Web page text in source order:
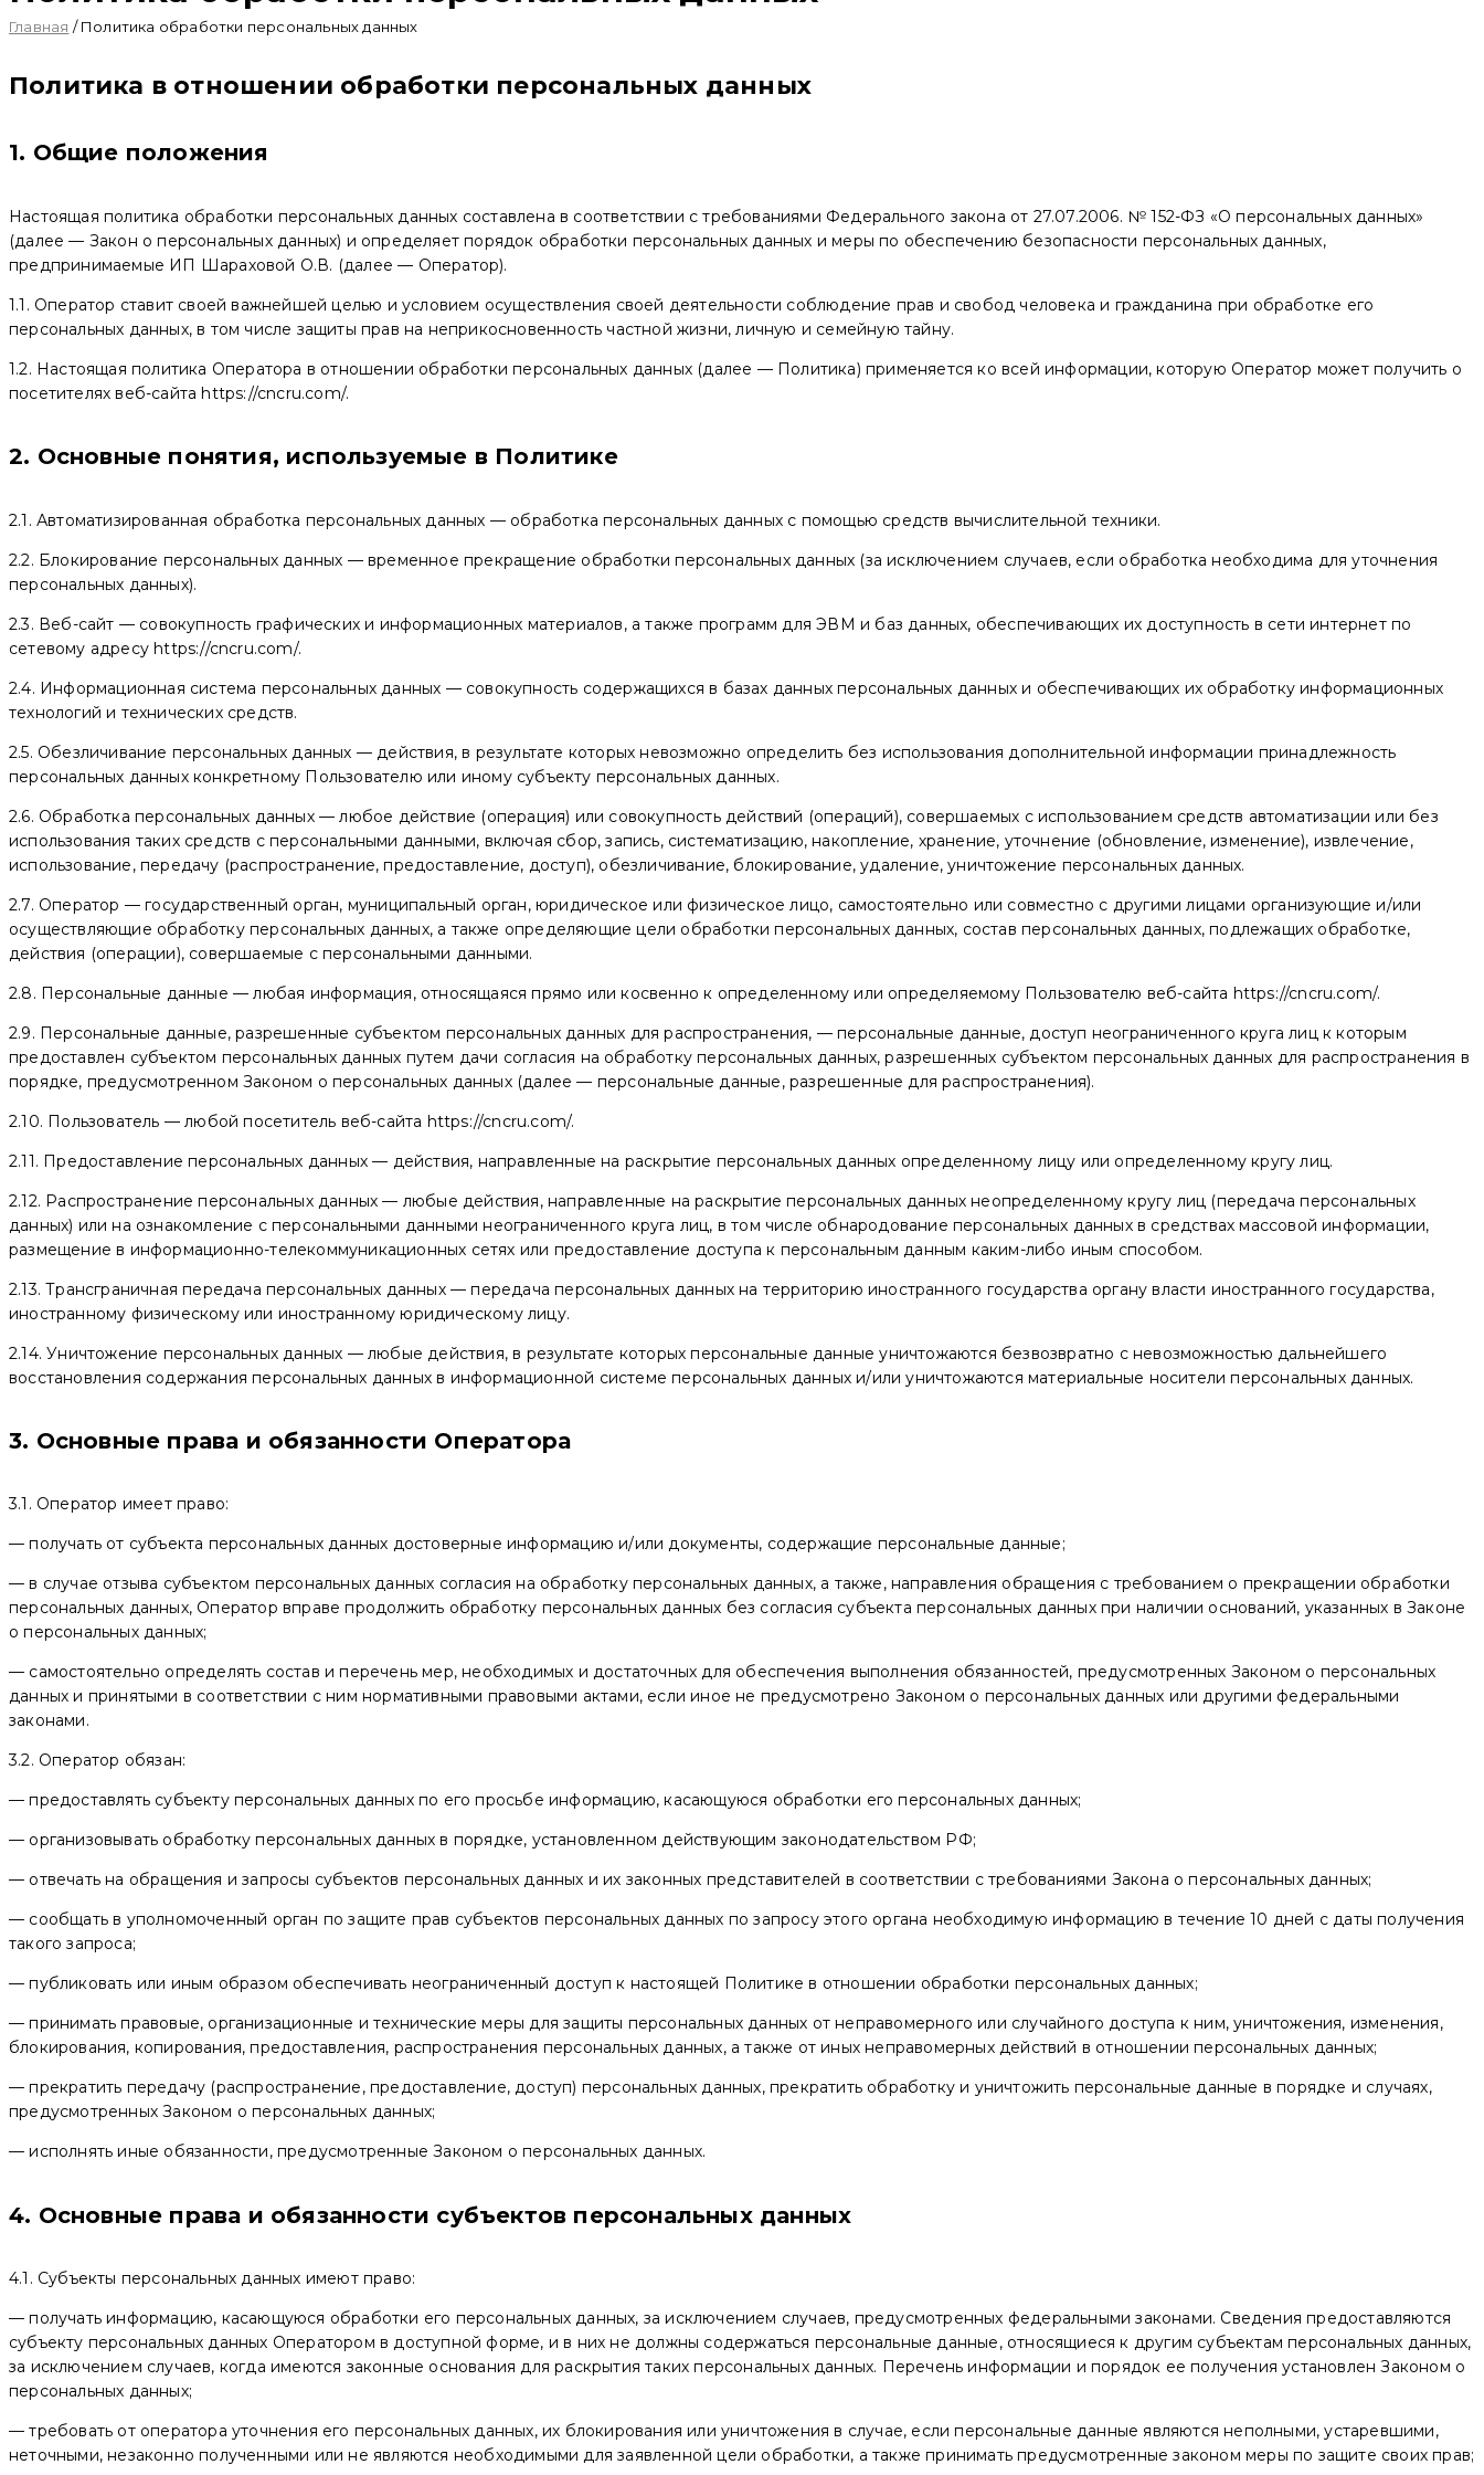
Главная / Политика обработки персональных данных
Политика в отношении обработки персональных данных
1. Общие положения
Настоящая политика обработки персональных данных составлена в соответствии с требованиями Федерального закона от 27.07.2006. № 152-ФЗ «О персональных данных»
(далее — Закон о персональных данных) и определяет порядок обработки персональных данных и меры по обеспечению безопасности персональных данных,
предпринимаемые ИП Шараховой О.В. (далее — Оператор).
1.1. Оператор ставит своей важнейшей целью и условием осуществления своей деятельности соблюдение прав и свобод человека и гражданина при обработке его
персональных данных, в том числе защиты прав на неприкосновенность частной жизни, личную и семейную тайну.
1.2. Настоящая политика Оператора в отношении обработки персональных данных (далее — Политика) применяется ко всей информации, которую Оператор может получить о
посетителях веб-сайта https://cncru.com/.
2. Основные понятия, используемые в Политике
2.1. Автоматизированная обработка персональных данных — обработка персональных данных с помощью средств вычислительной техники.
2.2. Блокирование персональных данных — временное прекращение обработки персональных данных (за исключением случаев, если обработка необходима для уточнения
персональных данных).
2.3. Веб-сайт — совокупность графических и информационных материалов, а также программ для ЭВМ и баз данных, обеспечивающих их доступность в сети интернет по
сетевому адресу https://cncru.com/.
2.4. Информационная система персональных данных — совокупность содержащихся в базах данных персональных данных и обеспечивающих их обработку информационных
технологий и технических средств.
2.5. Обезличивание персональных данных — действия, в результате которых невозможно определить без использования дополнительной информации принадлежность
персональных данных конкретному Пользователю или иному субъекту персональных данных.
2.6. Обработка персональных данных — любое действие (операция) или совокупность действий (операций), совершаемых с использованием средств автоматизации или без
использования таких средств с персональными данными, включая сбор, запись, систематизацию, накопление, хранение, уточнение (обновление, изменение), извлечение,
использование, передачу (распространение, предоставление, доступ), обезличивание, блокирование, удаление, уничтожение персональных данных.
2.7. Оператор — государственный орган, муниципальный орган, юридическое или физическое лицо, самостоятельно или совместно с другими лицами организующие и/или
осуществляющие обработку персональных данных, а также определяющие цели обработки персональных данных, состав персональных данных, подлежащих обработке,
действия (операции), совершаемые с персональными данными.
2.8. Персональные данные — любая информация, относящаяся прямо или косвенно к определенному или определяемому Пользователю веб-сайта https://cncru.com/.
2.9. Персональные данные, разрешенные субъектом персональных данных для распространения, — персональные данные, доступ неограниченного круга лиц к которым
предоставлен субъектом персональных данных путем дачи согласия на обработку персональных данных, разрешенных субъектом персональных данных для распространения в
порядке, предусмотренном Законом о персональных данных (далее — персональные данные, разрешенные для распространения).
2.10. Пользователь — любой посетитель веб-сайта https://cncru.com/.
2.11. Предоставление персональных данных — действия, направленные на раскрытие персональных данных определенному лицу или определенному кругу лиц.
2.12. Распространение персональных данных — любые действия, направленные на раскрытие персональных данных неопределенному кругу лиц (передача персональных
данных) или на ознакомление с персональными данными неограниченного круга лиц, в том числе обнародование персональных данных в средствах массовой информации,
размещение в информационно-телекоммуникационных сетях или предоставление доступа к персональным данным каким-либо иным способом.
2.13. Трансграничная передача персональных данных — передача персональных данных на территорию иностранного государства органу власти иностранного государства,
иностранному физическому или иностранному юридическому лицу.
2.14. Уничтожение персональных данных — любые действия, в результате которых персональные данные уничтожаются безвозвратно с невозможностью дальнейшего
восстановления содержания персональных данных в информационной системе персональных данных и/или уничтожаются материальные носители персональных данных.
3. Основные права и обязанности Оператора
3.1. Оператор имеет право:
— получать от субъекта персональных данных достоверные информацию и/или документы, содержащие персональные данные;
— в случае отзыва субъектом персональных данных согласия на обработку персональных данных, а также, направления обращения с требованием о прекращении обработки
персональных данных, Оператор вправе продолжить обработку персональных данных без согласия субъекта персональных данных при наличии оснований, указанных в Законе
о персональных данных;
— самостоятельно определять состав и перечень мер, необходимых и достаточных для обеспечения выполнения обязанностей, предусмотренных Законом о персональных
данных и принятыми в соответствии с ним нормативными правовыми актами, если иное не предусмотрено Законом о персональных данных или другими федеральными
законами.
3.2. Оператор обязан:
— предоставлять субъекту персональных данных по его просьбе информацию, касающуюся обработки его персональных данных;
— организовывать обработку персональных данных в порядке, установленном действующим законодательством РФ;
— отвечать на обращения и запросы субъектов персональных данных и их законных представителей в соответствии с требованиями Закона о персональных данных;
— сообщать в уполномоченный орган по защите прав субъектов персональных данных по запросу этого органа необходимую информацию в течение 10 дней с даты получения
такого запроса;
— публиковать или иным образом обеспечивать неограниченный доступ к настоящей Политике в отношении обработки персональных данных;
— принимать правовые, организационные и технические меры для защиты персональных данных от неправомерного или случайного доступа к ним, уничтожения, изменения,
блокирования, копирования, предоставления, распространения персональных данных, а также от иных неправомерных действий в отношении персональных данных;
— прекратить передачу (распространение, предоставление, доступ) персональных данных, прекратить обработку и уничтожить персональные данные в порядке и случаях,
предусмотренных Законом о персональных данных;
— исполнять иные обязанности, предусмотренные Законом о персональных данных.
4. Основные права и обязанности субъектов персональных данных
4.1. Субъекты персональных данных имеют право:
— получать информацию, касающуюся обработки его персональных данных, за исключением случаев, предусмотренных федеральными законами. Сведения предоставляются
субъекту персональных данных Оператором в доступной форме, и в них не должны содержаться персональные данные, относящиеся к другим субъектам персональных данных,
за исключением случаев, когда имеются законные основания для раскрытия таких персональных данных. Перечень информации и порядок ее получения установлен Законом о
персональных данных;
— требовать от оператора уточнения его персональных данных, их блокирования или уничтожения в случае, если персональные данные являются неполными, устаревшими,
неточными, незаконно полученными или не являются необходимыми для заявленной цели обработки, а также принимать предусмотренные законом меры по защите своих прав;